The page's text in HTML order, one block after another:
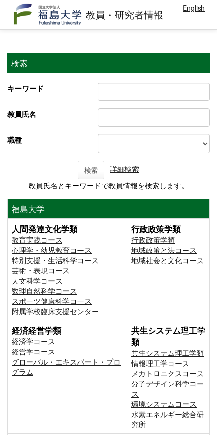
教員・研究者情報 English
検索
キーワード
教員氏名
職種
検索
詳細検索
教員氏名とキーワードで教員情報を検索します。
福島大学
人間発達文化学類
教育実践コース
心理学・幼児教育コース
特別支援・生活科学コース
芸術・表現コース
人文科学コース
数理自然科学コース
スポーツ健康科学コース
附属学校臨床支援センター
行政政策学類
行政政策学類
地域政策と法コース
地域社会と文化コース
経済経営学類
経済学コース
経営学コース
グローバル・エキスパート・プロ
グラム
共生システム理工学
類
共生システム理工学類
情報理工学コース
メカトロニクスコース
分子デザイン科学コー
ス
環境システムコース
⽔素エネルギー総合研
究所